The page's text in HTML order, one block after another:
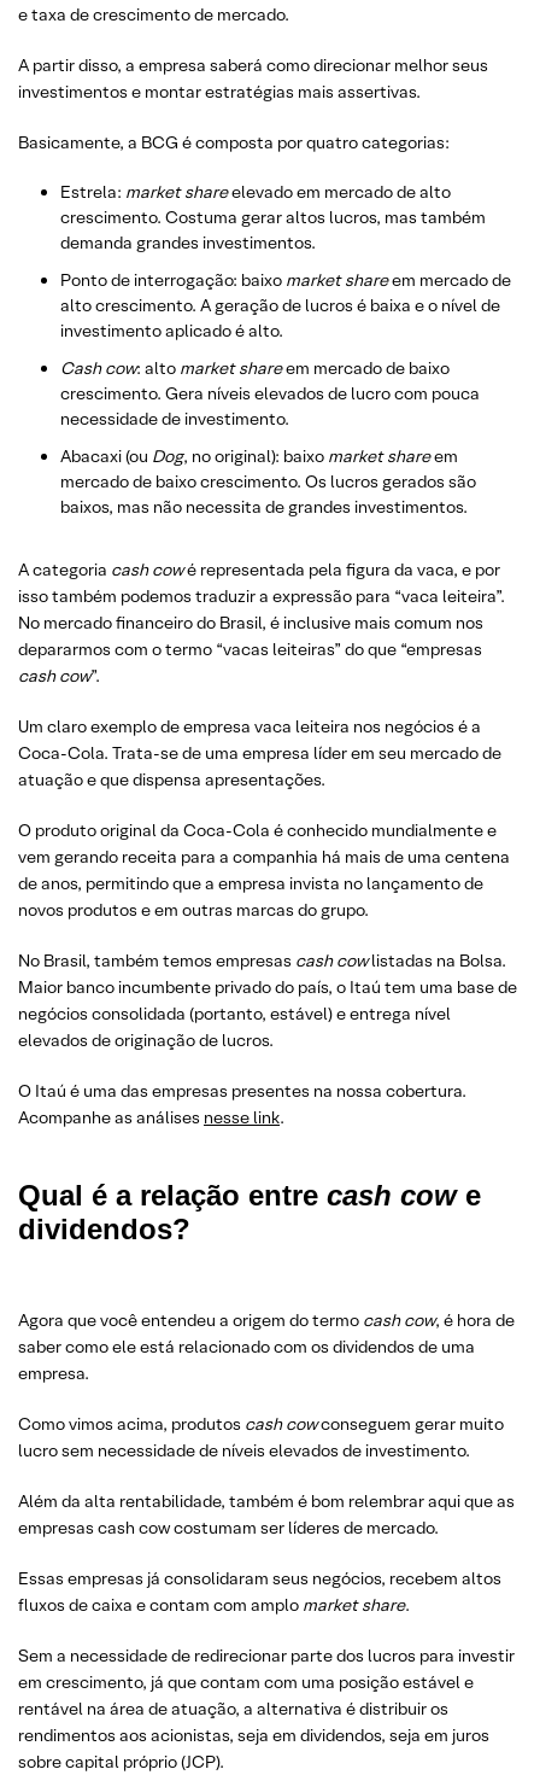
e taxa de crescimento de mercado.
A partir disso, a empresa saberá como direcionar melhor seus
investimentos e montar estratégias mais assertivas.
Basicamente, a BCG é composta por quatro categorias:
Estrela: market shareelevado em mercado de alto
crescimento. Costuma gerar altos lucros, mas também
demanda grandes investimentos.
Ponto de interrogação: baixo market shareem mercado de
alto crescimento. A geração de lucros é baixa e o nível de
investimento aplicado é alto.
Cash cow: alto market shareem mercado de baixo
crescimento. Gera níveis elevados de lucro com pouca
necessidade de investimento.
Abacaxi (ou Dog, no original): baixo market shareem
mercado de baixo crescimento. Os lucros gerados são
baixos, mas não necessita de grandes investimentos.
A categoria cash cowé representada pela figura da vaca, e por
isso também podemos traduzir a expressão para “vaca leiteira”.
No mercado financeiro do Brasil, é inclusive mais comum nos
depararmos com o termo “vacas leiteiras” do que “empresas
cash cow”.
Um claro exemplo de empresa vaca leiteira nos negócios é a
Coca-Cola. Trata-se de uma empresa líder em seu mercado de
atuação e que dispensa apresentações.
O produto original da Coca-Cola é conhecido mundialmente e
vem gerando receita para a companhia há mais de uma centena
de anos, permitindo que a empresa invista no lançamento de
novos produtos e em outras marcas do grupo.
No Brasil, também temos empresas cash cowlistadas na Bolsa.
Maior banco incumbente privado do país, o Itaú tem uma base de
negócios consolidada (portanto, estável) e entrega nível
elevados de originação de lucros.
O Itaú é uma das empresas presentes na nossa cobertura.
Acompanhe as análises nesse link.
Qual é a relação entre cash cowe
dividendos?
Agora que você entendeu a origem do termo cash cow, é hora de
saber como ele está relacionado com os dividendos de uma
empresa.
Como vimos acima, produtos cash cowconseguem gerar muito
lucro sem necessidade de níveis elevados de investimento.
Além da alta rentabilidade, também é bom relembrar aqui que as
empresas cash cow costumam ser líderes de mercado.
Essas empresas já consolidaram seus negócios, recebem altos
fluxos de caixa e contam com amplo market share.
Sem a necessidade de redirecionar parte dos lucros para investir
em crescimento, já que contam com uma posição estável e
rentável na área de atuação, a alternativa é distribuir os
rendimentos aos acionistas, seja em dividendos, seja em juros
sobre capital próprio (JCP).